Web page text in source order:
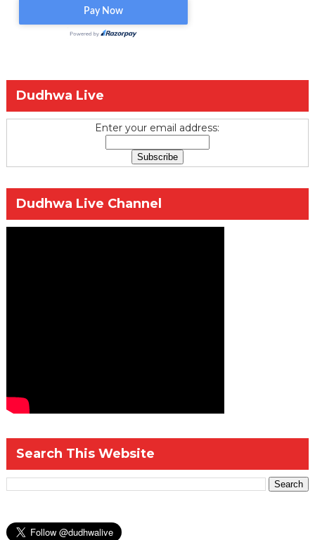
Dudhwa Live
Enter your email address:
Dudhwa Live Channel
Search This Website